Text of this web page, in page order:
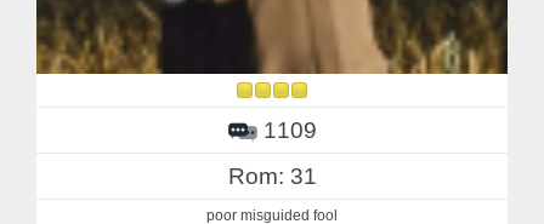
1109
Rom: 31
poor misguided fool